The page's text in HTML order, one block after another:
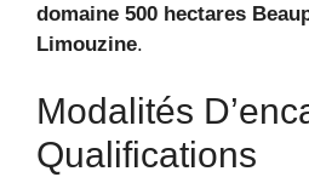
domaine 500 hectares
Limouzine.
Modalités
Qualifications